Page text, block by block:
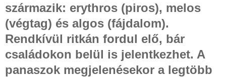
származik: erythros (piros), melos
(végtag) és algos (fájdalom).
Rendkívül ritkán fordul elő, bár
családokon belül is jelentkezhet. A
panaszok megjelenésekor a legtöbb